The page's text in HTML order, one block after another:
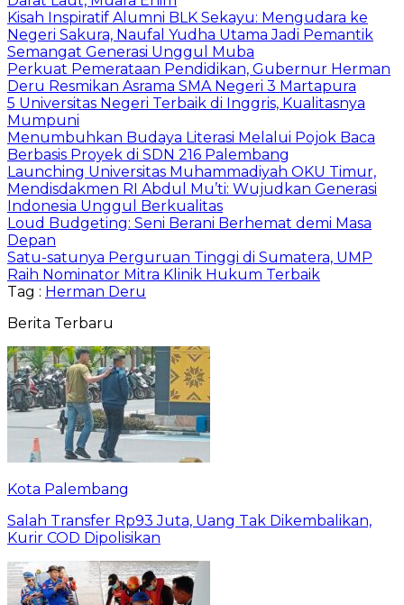
Kisah Inspiratif Alumni BLK Sekayu: Mengudara ke
Negeri Sakura, Naufal Yudha Utama Jadi Pemantik
Semangat Generasi Unggul Muba
Perkuat Pemerataan Pendidikan, Gubernur Herman
Deru Resmikan Asrama SMA Negeri 3 Martapura
5 Universitas Negeri Terbaik di Inggris, Kualitasnya
Mumpuni
Menumbuhkan Budaya Literasi Melalui Pojok Baca
Berbasis Proyek di SDN 216 Palembang
Launching Universitas Muhammadiyah OKU Timur,
Mendisdakmen RI Abdul Mu’ti: Wujudkan Generasi
Indonesia Unggul Berkualitas
Loud Budgeting: Seni Berani Berhemat demi Masa
Depan
Satu-satunya Perguruan Tinggi di Sumatera, UMP
Raih Nominator Mitra Klinik Hukum Terbaik
Tag : Herman Deru
Berita Terbaru
Kota Palembang
Salah Transfer Rp93 Juta, Uang Tak Dikembalikan,
Kurir COD Dipolisikan